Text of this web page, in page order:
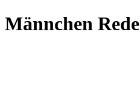
Männchen Rede